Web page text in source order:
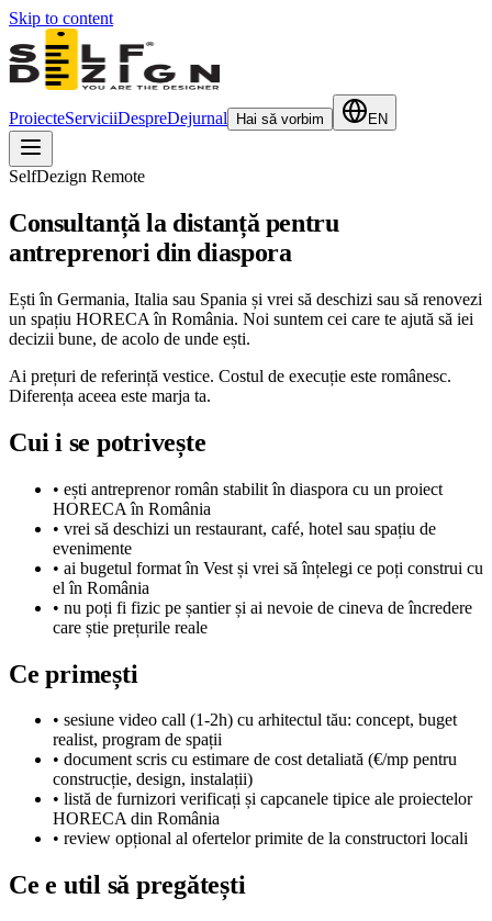
Skip to content
ProiecteServiciiDespreDejurnal Hai să vorbim EN
SelfDezign Remote
Consultanță la distanță pentru
antreprenori din diaspora
Ești în Germania, Italia sau Spania și vrei să deschizi sau să renovezi
un spațiu HORECA în România. Noi suntem cei care te ajută să iei
decizii bune, de acolo de unde ești.
Ai prețuri de referință vestice. Costul de execuție este românesc.
Diferența aceea este marja ta.
Cui i se potrivește
• ești antreprenor român stabilit în diaspora cu un proiect
HORECA în România
• vrei să deschizi un restaurant, café, hotel sau spațiu de
evenimente
• ai bugetul format în Vest și vrei să înțelegi ce poți construi cu
el în România
• nu poți fi fizic pe șantier și ai nevoie de cineva de încredere
care știe prețurile reale
Ce primești
• sesiune video call (1-2h) cu arhitectul tău: concept, buget
realist, program de spații
• document scris cu estimare de cost detaliată (€/mp pentru
construcție, design, instalații)
• listă de furnizori verificați și capcanele tipice ale proiectelor
HORECA din România
• review opțional al ofertelor primite de la constructori locali
Ce e util să pregătești